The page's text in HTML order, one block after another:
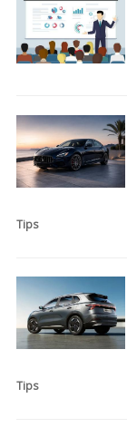
Tips
Tips